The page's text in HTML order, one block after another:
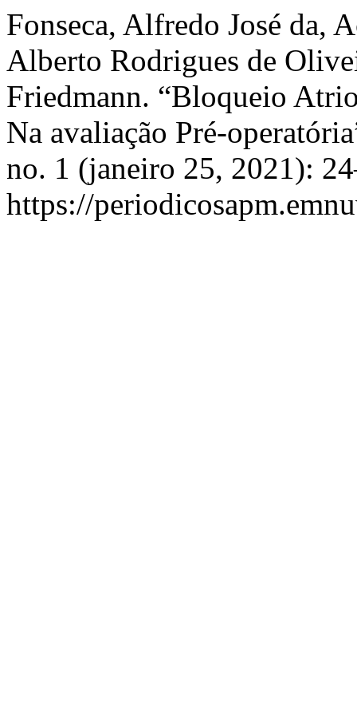
Fonseca, Alfredo José da,
Alberto Rodrigues de
Friedmann. “Bloqueio
Na avaliação Pré-
no. 1 (janeiro 25, 2021):
https://